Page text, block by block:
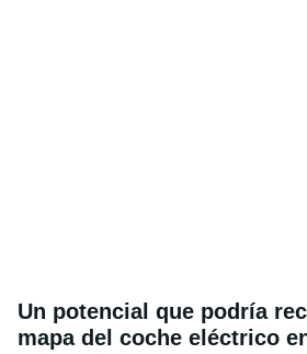
Un potencial que podría
mapa del coche eléctrico